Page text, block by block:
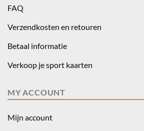
FAQ
Verzendkosten en retouren
Betaal informatie
Verkoop je sport kaarten
MY ACCOUNT
Mijn account